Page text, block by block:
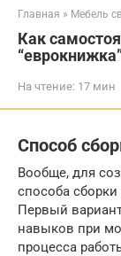
Главная » Мебель
Как
На чтение: 17 мин
Способ
Вообще, для
способа
Первый
навыков при
процесса